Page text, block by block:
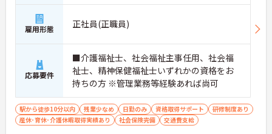
雇用形態 正社員(正職員)
応募要件
■介護福祉士、社会福祉主事任用、社会福
祉士、精神保健福祉士いずれかの資格をお
持ちの方 ※管理業務等経験あれば尚可
駅から徒歩10分以内 残業少なめ 日勤のみ 資格取得サポート
研修制度あり
産休･育休･介護休暇取得実績あり
社会保険完備 交通費支給